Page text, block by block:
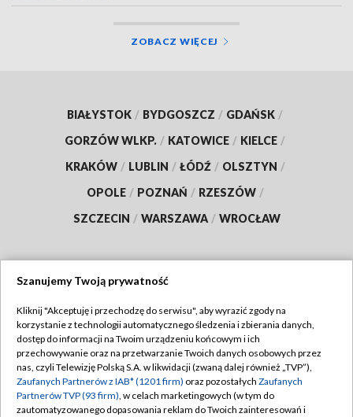
ZOBACZ WIĘCEJ
BIAŁYSTOK / BYDGOSZCZ / GDAŃSK /
GORZÓW WLKP. / KATOWICE / KIELCE /
KRAKÓW / LUBLIN / ŁÓDŹ / OLSZTYN /
OPOLE / POZNAŃ / RZESZÓW /
SZCZECIN / WARSZAWA / WROCŁAW
TVP
Abonament TVP
Emisja w TVP
Centrum informacji TVP
Regulamin TVP
Polityka prywatności
Moje zgody
Szanujemy Twoją prywatność
Kliknij "Akceptuję i przechodzę do serwisu", aby wyrazić zgody na
korzystanie z technologii automatycznego śledzenia i zbierania danych,
dostęp do informacji na Twoim urządzeniu końcowym i ich
przechowywanie oraz na przetwarzanie Twoich danych osobowych przez
nas, czyli Telewizję Polską S.A. w likwidacji (zwaną dalej również „TVP”),
Zaufanych Partnerów z IAB* (1201 firm) oraz pozostałych Zaufanych
Partnerów TVP (93 firm), w celach marketingowych (w tym do
zautomatyzowanego dopasowania reklam do Twoich zainteresowań i